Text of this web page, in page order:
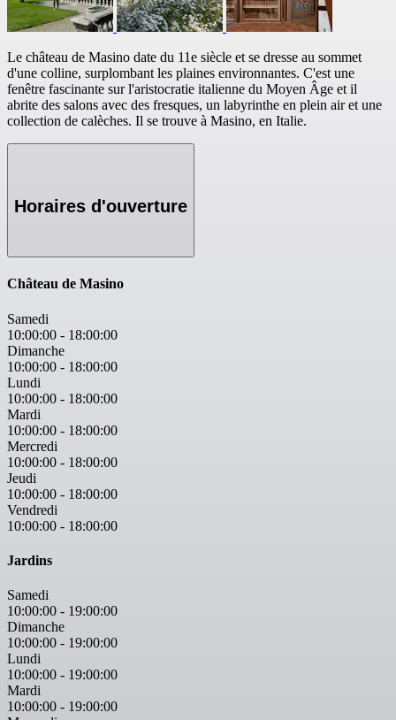
Le château de Masino date du 11e siècle et se dresse au sommet
d'une colline, surplombant les plaines environnantes. C'est une
fenêtre fascinante sur l'aristocratie italienne du Moyen Âge et il
abrite des salons avec des fresques, un labyrinthe en plein air et une
collection de calèches. Il se trouve à Masino, en Italie.
Horaires d'ouverture
Château de Masino
Samedi
10:00:00 - 18:00:00
Dimanche
10:00:00 - 18:00:00
Lundi
10:00:00 - 18:00:00
Mardi
10:00:00 - 18:00:00
Mercredi
10:00:00 - 18:00:00
Jeudi
10:00:00 - 18:00:00
Vendredi
10:00:00 - 18:00:00
Jardins
Samedi
10:00:00 - 19:00:00
Dimanche
10:00:00 - 19:00:00
Lundi
10:00:00 - 19:00:00
Mardi
10:00:00 - 19:00:00